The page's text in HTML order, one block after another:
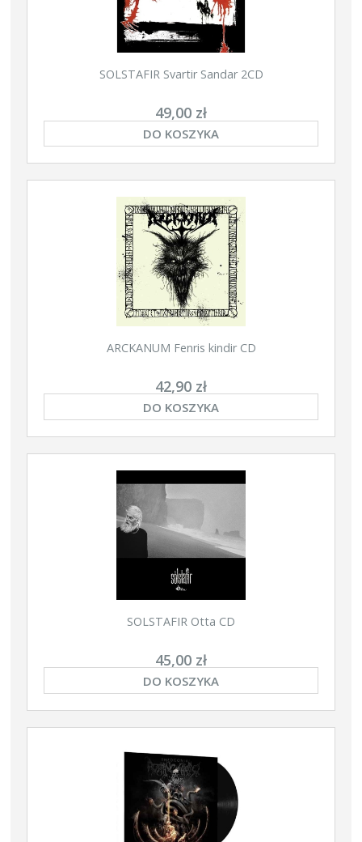
SOLSTAFIR Svartir Sandar 2CD
49,00 zł
DO KOSZYKA
ARCKANUM Fenris kindir CD
42,90 zł
DO KOSZYKA
SOLSTAFIR Otta CD
45,00 zł
DO KOSZYKA